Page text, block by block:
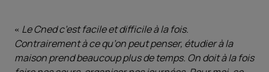
Le Cned c’est facile et difficile à la fois.
Contrairement à ce qu’on peut penser, étudier à la
maison prend beaucoup plus de temps. On doit à la fois